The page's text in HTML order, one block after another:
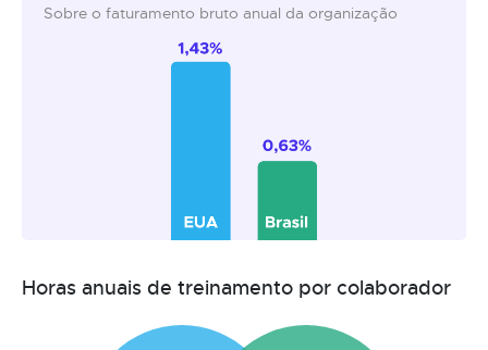
Sobre o faturamento bruto anual da organização
Horas anuais de treinamento por colaborador